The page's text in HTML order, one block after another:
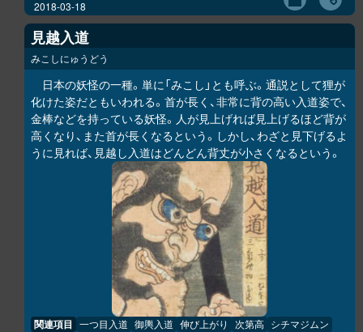
2018-03-18
見越入道
みこしにゅうどう
日本の妖怪の一種。単に「みこし」とも呼ぶ。通説として狸が
化けた姿だともいわれる。首が長く、非常に背の高い入道姿で、
金棒などを持っている妖怪。人が見上げれば見上げるほど背が
高くなり、また首が長くなるという。しかし、わざと見下げるよ
うに見れば、見越し入道はどんどん背丈が小さくなるという。
関連項目 一つ目入道 御輿入道 伸び上がり 次第高 シチマジムン